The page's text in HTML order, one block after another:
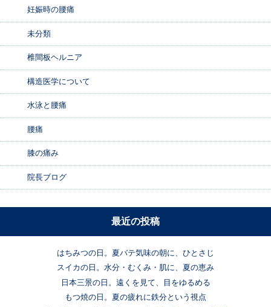
妊娠時の腰痛
未分類
椎間板ヘルニア
構造医学について
水泳と腰痛
腰痛
膝の痛み
院長ブログ
最近の投稿
はちみつの日。夏バテ気味の朝に、ひとさじ
スイカの日。水分・むくみ・肌に、夏の恵み
日本三景の日。遠くを見て、目をゆるめる
もつ焼の日。夏の疲れに鉄分という視点